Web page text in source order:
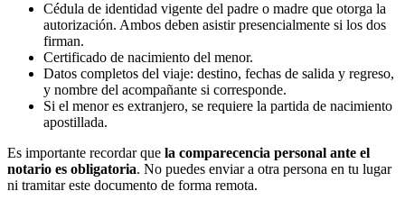
Cédula de identidad vigente del padre o madre que otorga la
autorización. Ambos deben asistir presencialmente si los dos
firman.
Certificado de nacimiento del menor.
Datos completos del viaje: destino, fechas de salida y regreso,
y nombre del acompañante si corresponde.
Si el menor es extranjero, se requiere la partida de nacimiento
apostillada.
Es importante recordar que la comparecencia personal ante el
notario es obligatoria. No puedes enviar a otra persona en tu lugar
ni tramitar este documento de forma remota.